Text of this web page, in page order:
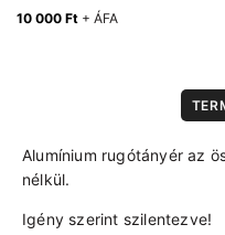
10 000 Ft + ÁFA
Alumínium rugótányér az
nélkül.
Igény szerint szilentezve!